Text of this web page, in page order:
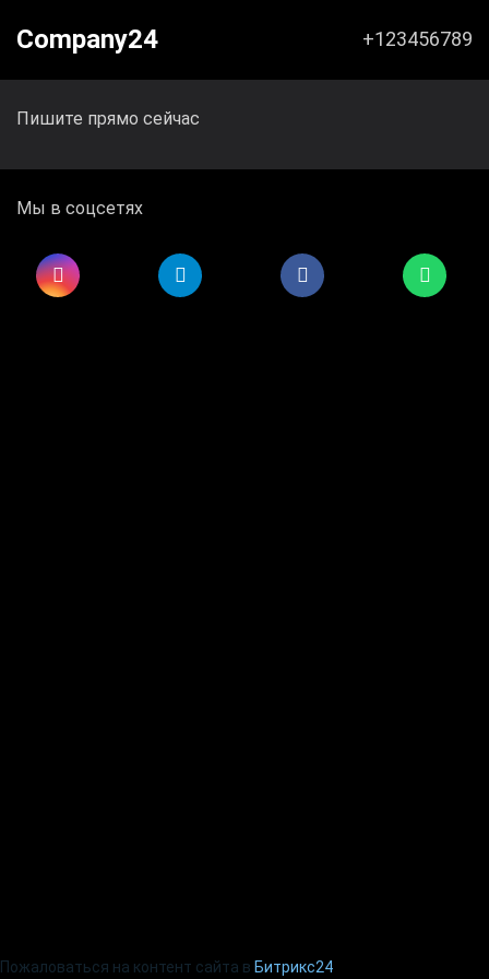
Company24 +123456789
Пишите прямо сейчас
Мы в соцсетях
Пожаловаться на контент cайта в Битрикс24